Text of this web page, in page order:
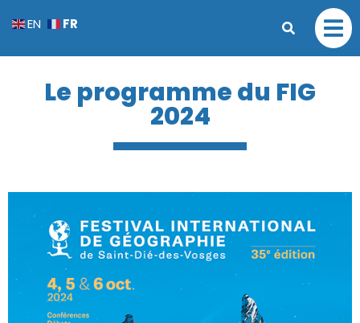
Le programme du FIG
2024
EN FR